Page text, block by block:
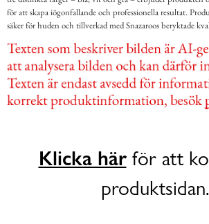
för att skapa iögonfallande och professionella resultat.
säker för huden och tillverkad med Snazaroos beryktade
Klicka härför att
produktsidan.